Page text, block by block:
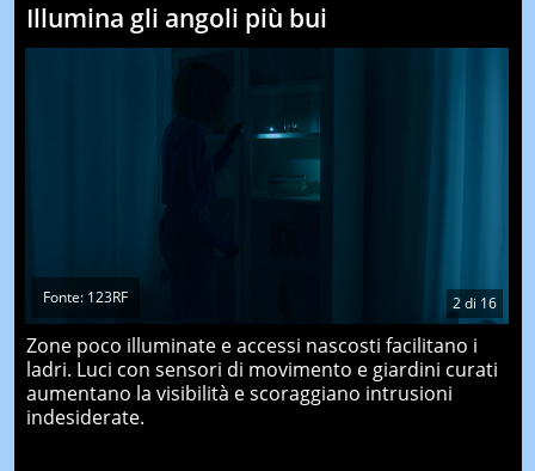
Illumina gli angoli più bui
2di 16
Fonte: 123RF
Zone poco illuminate e accessi nascosti facilitano i
ladri. Luci con sensori di movimento e giardini curati
aumentano la visibilità e scoraggiano intrusioni
indesiderate.